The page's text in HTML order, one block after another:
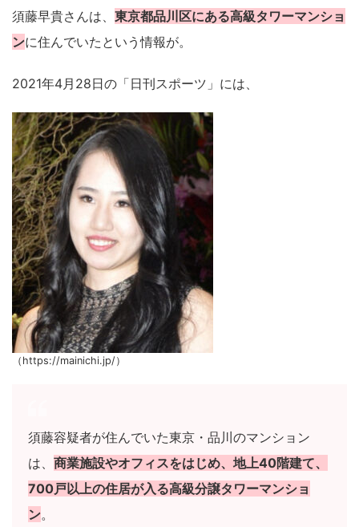
須藤早貴さんは、 東京都品川区にある高級タワーマンショ
ンに住んでいたという情報が。
2021年4月28日の「日刊スポーツ」には、
（https://mainichi.jp/）
須藤容疑者が住んでいた東京・品川のマンション
は、 商業施設やオフィスをはじめ、地上40階建て、
700戸以上の住居が入る高級分譲タワーマンショ
ン。